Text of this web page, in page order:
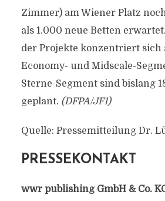
Zimmer) am Wiener Platz
als 1.000 neue Betten
der Projekte konzentriert sich
Economy- und Midscale-
Sterne-Segment sind bislang
geplant. (DFPA/JF1)
Quelle: Pressemitteilung Dr.
PRESSEKONTAKT
wwr publishing GmbH & Co.